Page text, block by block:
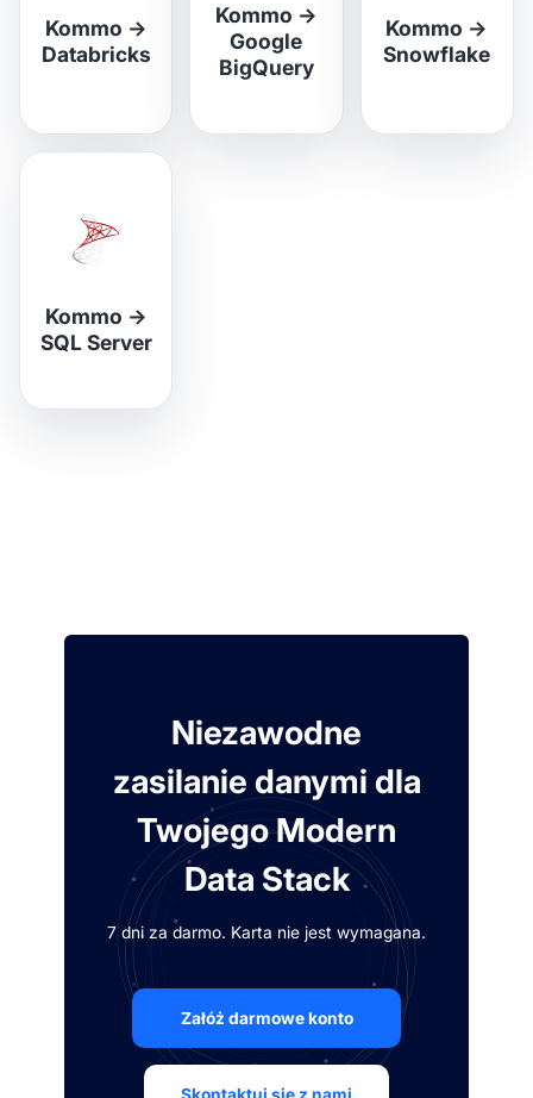
Kommo →
Databricks
Kommo →
Google
BigQuery
Kommo →
Snowflake
Kommo →
SQL Server
Niezawodne
zasilanie danymi dla
Twojego Modern
Data Stack
7 dni za darmo. Karta nie jest wymagana.
Załóż darmowe konto